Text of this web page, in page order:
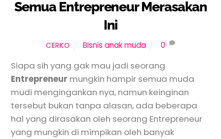
Semua Entrepreneur Merasakan
Ini
CERKO Bisnis anak muda 0
Siapa sih yang gak mau jadi seorang
Entrepreneur mungkin hampir semua muda
mudi mengingankan nya, namun keinginan
tersebut bukan tanpa alasan, ada beberapa
hal yang dirasakan oleh seorang Entrepreneur
yang mungkin di mimpikan oleh banyak